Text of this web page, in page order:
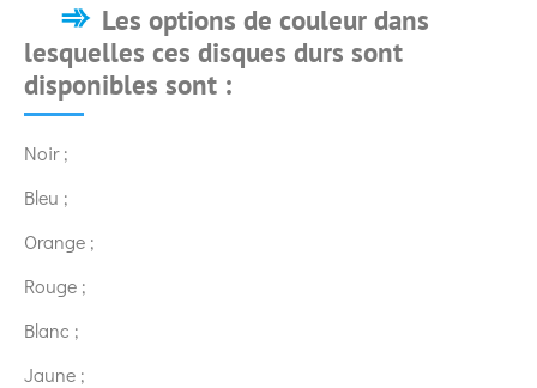
Les options de couleur dans
lesquelles ces disques durs sont
disponibles sont :
Noir ;
Bleu ;
Orange ;
Rouge ;
Blanc ;
Jaune ;